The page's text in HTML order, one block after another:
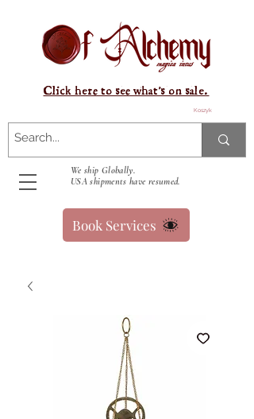
Koszyk
We ship Globally.
USA shipments have resumed.
Click here to see what's on sale.
Book Services